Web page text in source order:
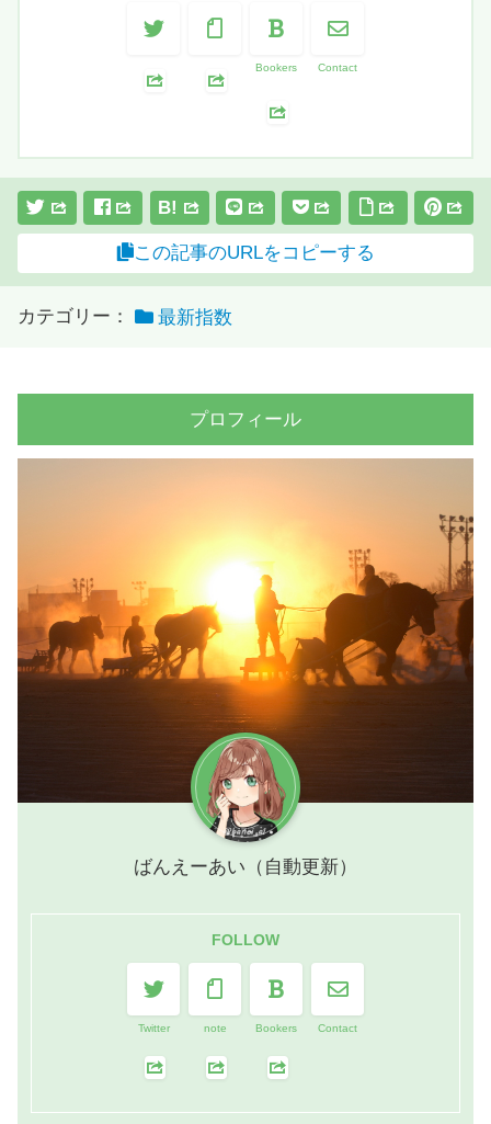
Bookers Contact
B!
この記事のURLをコピーする
カテゴリー： 最新指数
プロフィール
ばんえーあい（自動更新）
FOLLOW
Twitter note Bookers Contact